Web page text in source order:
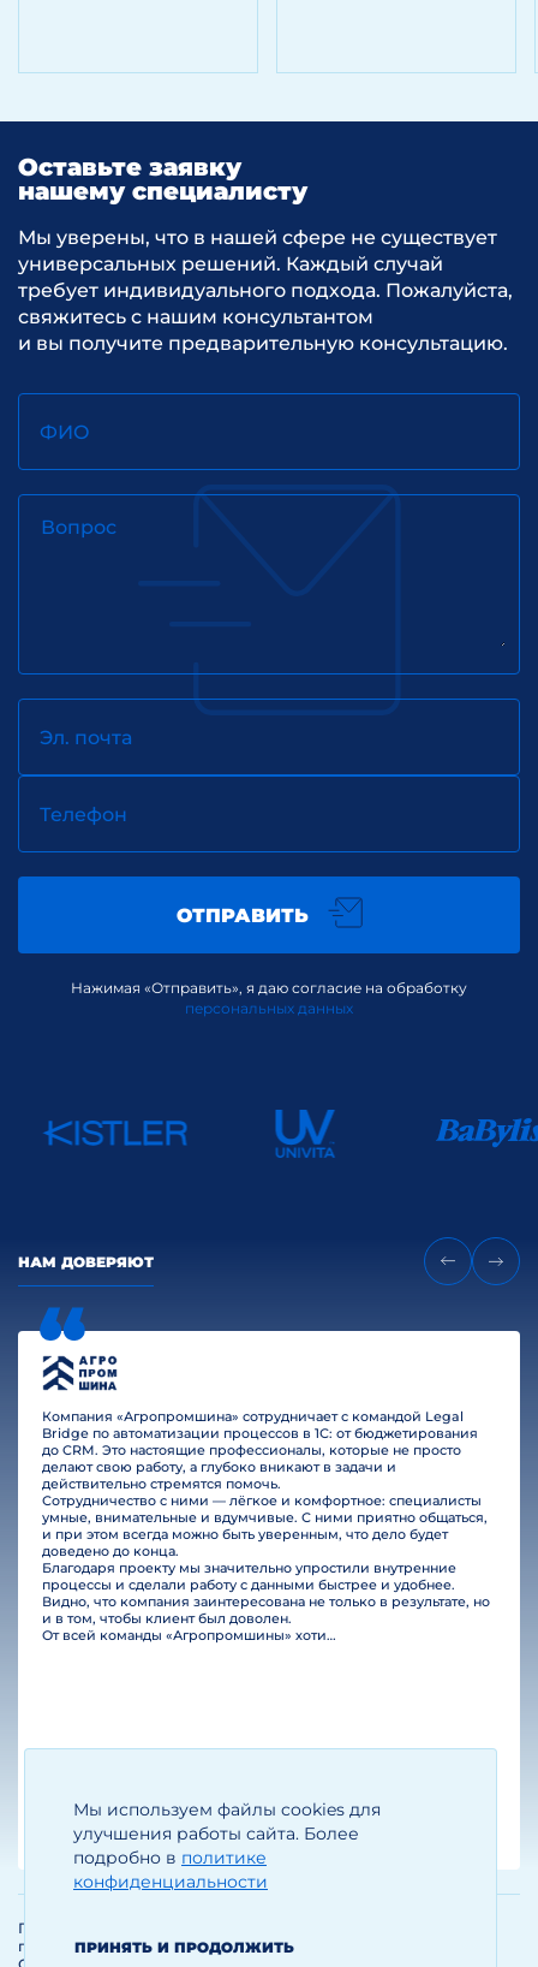
Мы используем файлы cookies для
улучшения работы сайта. Более
подробно в политике
конфиденциальности
ПРИНЯТЬ И ПРОДОЛЖИТЬ
Оставьте заявку
нашему специалисту
Мы уверены, что в нашей сфере не существует
универсальных решений. Каждый случай
требует индивидуального подхода. Пожалуйста,
свяжитесь с нашим консультантом
и вы получите предварительную консультацию.
ФИО
Вопрос
Эл. почта
Телефон
ОТПРАВИТЬ
Нажимая «Отправить», я даю согласие на обработку
персональных данных
НАМ ДОВЕРЯЮТ
Компания «Агропромшина» сотрудничает с командой Legal
Bridge по автоматизации процессов в 1С: от бюджетирования
до CRM. Это настоящие профессионалы, которые не просто
делают свою работу, а глубоко вникают в задачи и
действительно стремятся помочь.
Сотрудничество с ними — лёгкое и комфортное: специалисты
умные, внимательные и вдумчивые. С ними приятно общаться,
и при этом всегда можно быть уверенным, что дело будет
доведено до конца.
Благодаря проекту мы значительно упростили внутренние
процессы и сделали работу с данными быстрее и удобнее.
Видно, что компания заинтересована не только в результате, но
и в том, чтобы клиент был доволен.
От всей команды «Агропромшины» хотим поблагодарить специалистов Legal Bridge за отличную работу и человеческое отношение.…
Егизарян И.А.
Генеральный директор
Политика обработки и защиты
персональных данных